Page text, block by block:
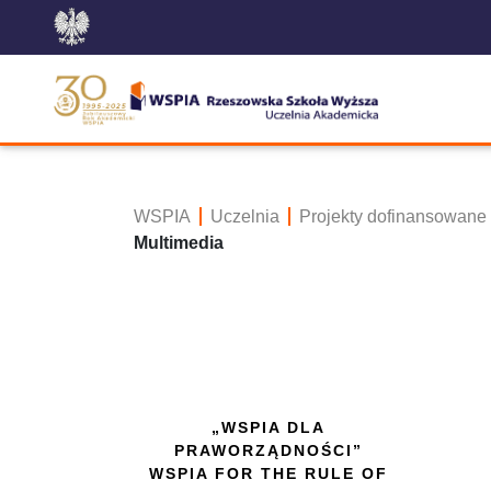
WSPIA Uczelnia
Projekty
Multimedia
„WSPIA DLA
PRAWORZĄDNOŚCI”
WSPIA FOR THE RULE OF